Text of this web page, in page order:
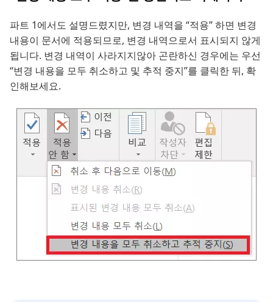
파트 1에서도 설명드렸지만, 변경 내역을 “적용” 하면 변경
내용이 문서에 적용되므로, 변경 내역으로서 표시되지 않게
됩니다. 변경 내역이 사라지지않아 곤란하신 경우에는 우선
“변경 내용을 모두 취소하고 및 추적 중지”를 클릭한 뒤, 확
인해보세요.